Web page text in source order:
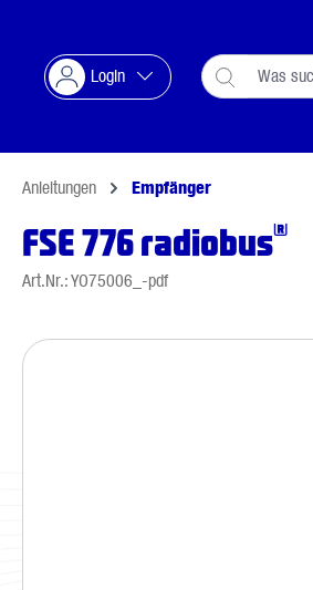
Login
Anleitungen Empfänger
FSE 776 radiobus®
Art.Nr.: YO75006_-pdf
Bildergalerie überspringen